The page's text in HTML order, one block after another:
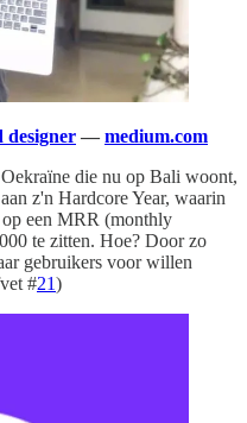
designer — medium.com
die nu op Bali woont,
z'n Hardcore Year, waarin
op een MRR (monthly
te zitten. Hoe? Door zo
gebruikers voor willen
#21)